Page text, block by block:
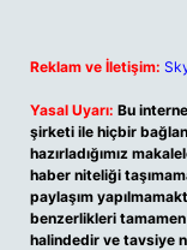
Reklam ve İletişim:
Yasal Uyarı: Bu
şirketi ile hiçbir
hazırladığımız
haber niteliği
paylaşım
benzerlikleri
halindedir ve tavsiye